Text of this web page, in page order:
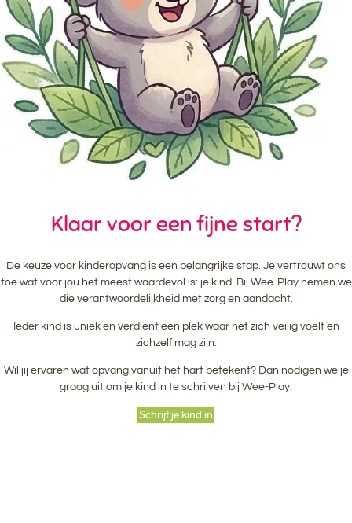
Klaar voor een fijne start?
De keuze voor kinderopvang is een belangrijke stap. Je vertrouwt ons
toe wat voor jou het meest waardevol is: je kind. Bij Wee‑Play nemen we
die verantwoordelijkheid met zorg en aandacht.
Ieder kind is uniek en verdient een plek waar het zich veilig voelt en
zichzelf mag zijn.
Wil jij ervaren wat opvang vanuit het hart betekent? Dan nodigen we je
graag uit om je kind in te schrijven bij Wee‑Play.
Schrijf je kind in